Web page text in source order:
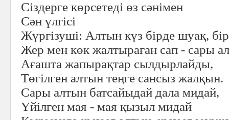
Сіздерге көрсетеді өз сәнімен
Сән үлгісі
Жүргізуші: Алтын күз бірде шуақ,
Жер мен көк жалтыраған сап - сары
Ағашта жапырақтар сылдырлайды,
Төгілген алтын теңге сансыз жалқын.
Сары алтын батсайыдай дала мидай,
Үйілген мая - мая қызыл мидай